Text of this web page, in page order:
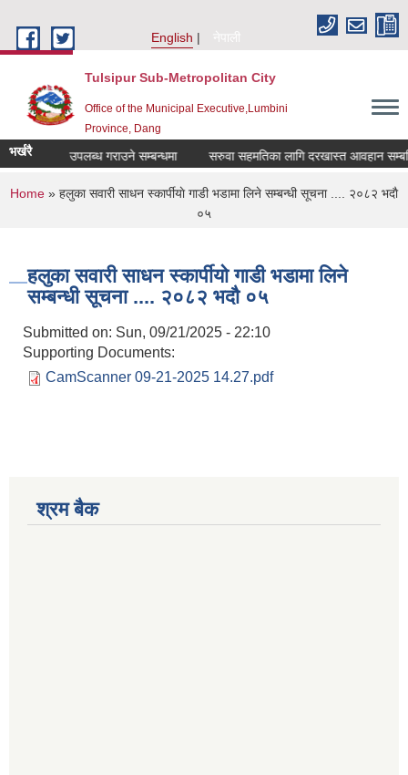
English
नेपाली
Tulsipur Sub-Metropolitan City
Office of the Municipal Executive,Lumbini
Province, Dang
भर्खरैदररेट उपलब्ध गराउने सम्बन्धमा सरुवा सहमतिका लागि दरखास्त आवहान
You are here
Home » हलुका सवारी साधन स्कार्पीयाे गाडी भडामा लिने स‌म्बन्धी सूचना .... २०८२ भदाै
०५
हलुका सवारी साधन स्कार्पीयाे गाडी भडामा लिने
स‌म्बन्धी सूचना .... २०८२ भदाै ०५
Submitted on: Sun, 09/21/2025 - 22:10
Supporting Documents:
CamScanner 09-21-2025 14.27.pdf
श्रम बैक